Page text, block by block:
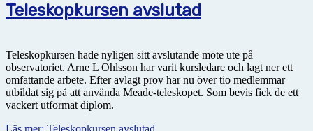
Teleskopkursen avslutad
Teleskopkursen hade nyligen sitt avslutande möte ute på
observatoriet. Arne L Ohlsson har varit kursledare och lagt ner ett
omfattande arbete. Efter avlagt prov har nu över tio medlemmar
utbildat sig på att använda Meade-teleskopet. Som bevis fick de ett
vackert utformat diplom.
Läs mer: Teleskopkursen avslutad